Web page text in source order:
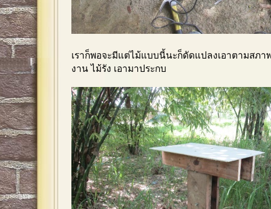
เราก็พอจะมีแต่ไม้แบบนี้นะก็ดัดแปลงเอาตามสภ
งาน ไม้รัง เอามาประกบ